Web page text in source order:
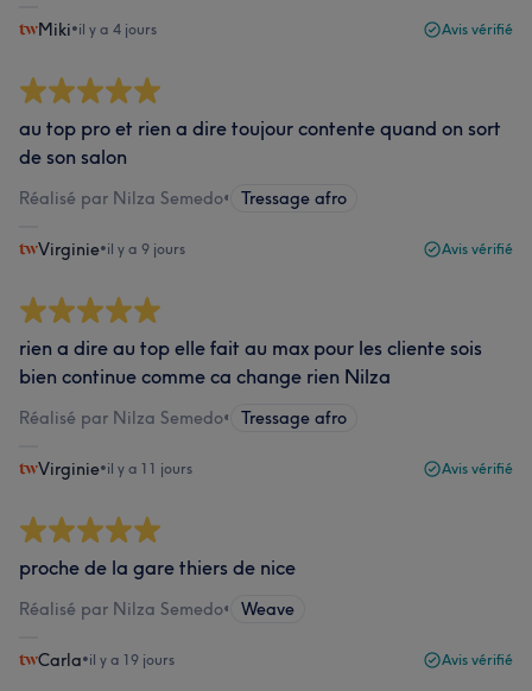
Miki•il y a 4 jours Avis vérifié
au top pro et rien a dire toujour contente quand on sort
de son salon
Réalisé par Nilza Semedo• Tressage afro
Virginie•il y a 9 jours Avis vérifié
rien a dire au top elle fait au max pour les cliente sois
bien continue comme ca change rien Nilza
Réalisé par Nilza Semedo• Tressage afro
Virginie•il y a 11 jours Avis vérifié
proche de la gare thiers de nice
Réalisé par Nilza Semedo• Weave
Carla•il y a 19 jours Avis vérifié